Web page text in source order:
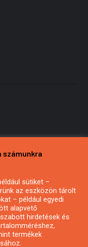
számunkra
sütiket –
az eszközön tárolt
– például egyedi
alapvető
hirdetések és
termékek